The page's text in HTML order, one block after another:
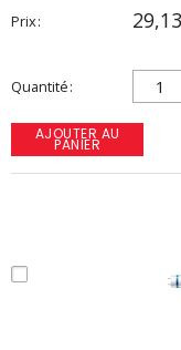
Prix
Quantité
AJOUTER AU
PANIER